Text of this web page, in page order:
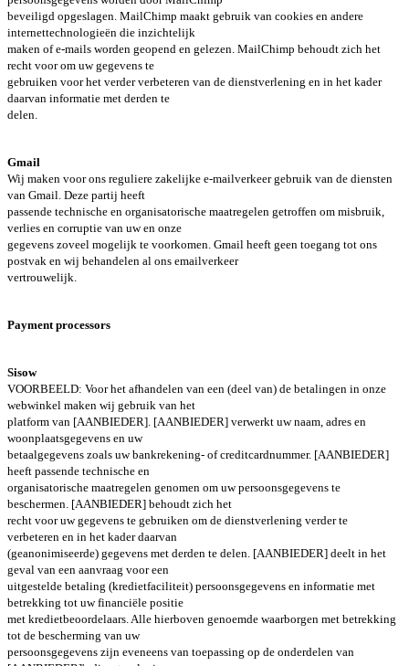
beveiligd opgeslagen. MailChimp maakt gebruik van cookies en andere
internettechnologieën die inzichtelijk
maken of e-mails worden geopend en gelezen. MailChimp behoudt zich het
recht voor om uw gegevens te
gebruiken voor het verder verbeteren van de dienstverlening en in het kader
daarvan informatie met derden te
delen.
Gmail
Wij maken voor ons reguliere zakelijke e-mailverkeer gebruik van de diensten
van Gmail. Deze partij heeft
passende technische en organisatorische maatregelen getroffen om misbruik,
verlies en corruptie van uw en onze
gegevens zoveel mogelijk te voorkomen. Gmail heeft geen toegang tot ons
postvak en wij behandelen al ons emailverkeer
vertrouwelijk.
Payment processors
Sisow
VOORBEELD: Voor het afhandelen van een (deel van) de betalingen in onze
webwinkel maken wij gebruik van het
platform van [AANBIEDER]. [AANBIEDER] verwerkt uw naam, adres en
woonplaatsgegevens en uw
betaalgegevens zoals uw bankrekening- of creditcardnummer. [AANBIEDER]
heeft passende technische en
organisatorische maatregelen genomen om uw persoonsgegevens te
beschermen. [AANBIEDER] behoudt zich het
recht voor uw gegevens te gebruiken om de dienstverlening verder te
verbeteren en in het kader daarvan
(geanonimiseerde) gegevens met derden te delen. [AANBIEDER] deelt in het
geval van een aanvraag voor een
uitgestelde betaling (kredietfaciliteit) persoonsgegevens en informatie met
betrekking tot uw financiële positie
met kredietbeoordelaars. Alle hierboven genoemde waarborgen met betrekking
tot de bescherming van uw
persoonsgegevens zijn eveneens van toepassing op de onderdelen van